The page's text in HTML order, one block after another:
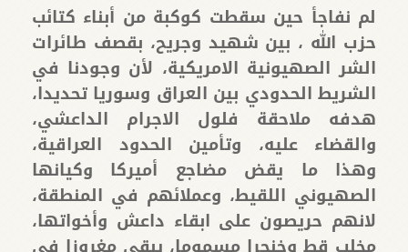
لم نفاجأ حين سقطت كوكبة من أبناء كتائب
حزب الله ، بين شهيد وجريح، بقصف طائرات
الشر الصهيونية الامريكية، لأن وجودنا في
الشريط الحدودي بين العراق وسوريا تحديدا،
هدفه ملاحقة فلول الاجرام الداعشي،
والقضاء عليه، وتأمين الحدود العراقية،
وهذا ما يقض مضاجع أميركا وكيانها
الصهيوني اللقيط، وعملائهم في المنطقة،
لانهم حريصون على ابقاء داعش وأخواتها،